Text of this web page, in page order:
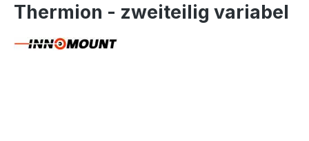
Thermion - zweiteilig variabel